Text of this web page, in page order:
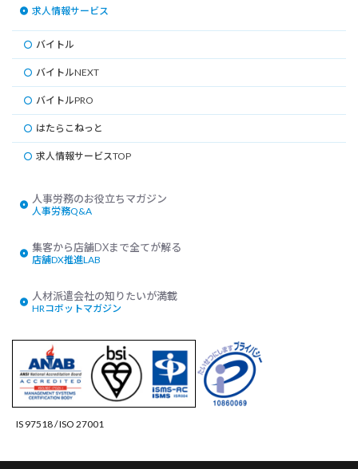
求人情報サービス
バイトル
バイトルNEXT
バイトルPRO
はたらこねっと
求人情報サービスTOP
人事労務Q&A
店舗DX推進LAB
HRコボットマガジン
IS 97518 / ISO 27001